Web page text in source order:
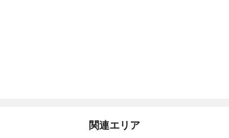
関連エリア